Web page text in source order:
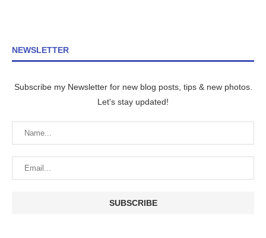
NEWSLETTER
Subscribe my Newsletter for new blog posts, tips & new photos.
Let's stay updated!